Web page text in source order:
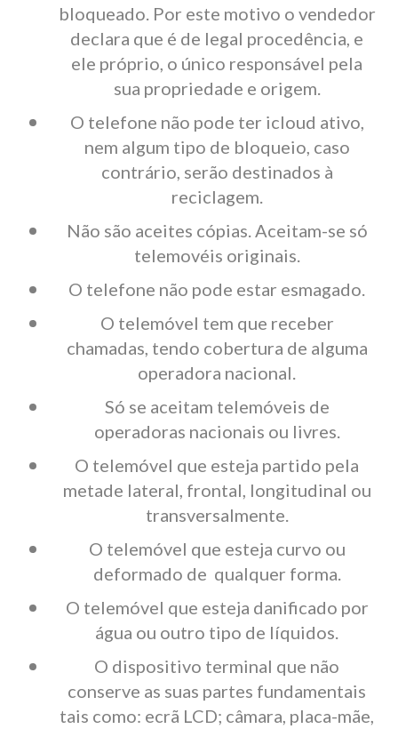
bloqueado. Por este motivo o vendedor
declara que é de legal procedência, e
ele próprio, o único responsável pela
sua propriedade e origem.
O telefone não pode ter icloud ativo,
nem algum tipo de bloqueio, caso
contrário, serão destinados à
reciclagem.
Não são aceites cópias. Aceitam-se só
telemovéis originais.
O telefone não pode estar esmagado.
O telemóvel tem que receber
chamadas, tendo cobertura de alguma
operadora nacional.
Só se aceitam telemóveis de
operadoras nacionais ou livres.
O telemóvel que esteja partido pela
metade lateral, frontal, longitudinal ou
transversalmente.
O telemóvel que esteja curvo ou
deformado de qualquer forma.
O telemóvel que esteja danificado por
água ou outro tipo de líquidos.
O dispositivo terminal que não
conserve as suas partes fundamentais
tais como: ecrã LCD; câmara, placa-mãe,